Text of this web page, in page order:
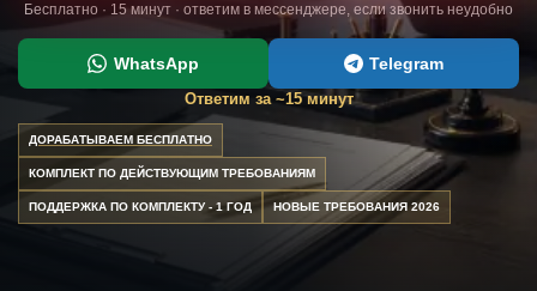
Бесплатно · 15 минут · ответим в мессенджере, если звонить неудобно
WhatsApp Telegram
Ответим за ~15 минут
ДОРАБАТЫВАЕМ БЕСПЛАТНО
КОМПЛЕКТ ПО ДЕЙСТВУЮЩИМ ТРЕБОВАНИЯМ
ПОДДЕРЖКА ПО КОМПЛЕКТУ - 1 ГОД НОВЫЕ ТРЕБОВАНИЯ 2026